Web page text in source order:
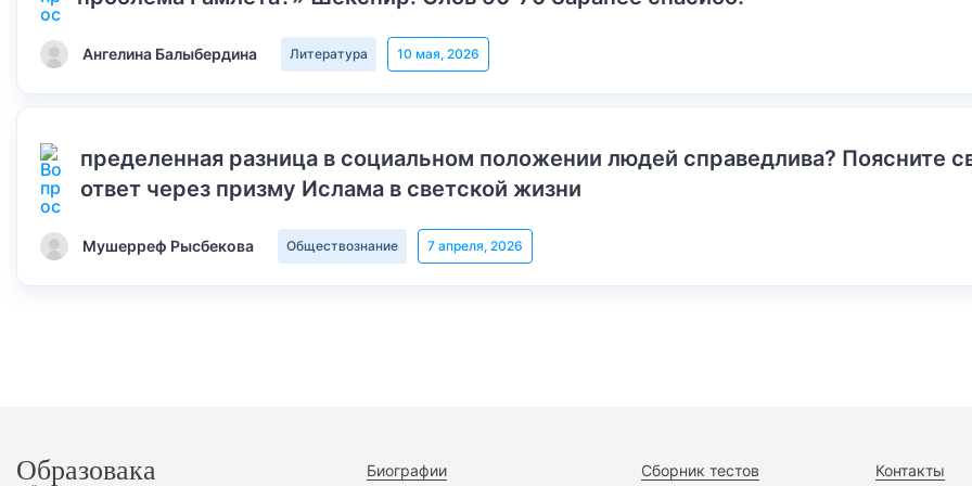
Ангелина Балыбердина Литература 10 мая, 2026
пределенная разница в социальном положении людей справедлива? Поясните
ответ через призму Ислама в светской жизни
Мушерреф Рысбекова Обществознание 7 апреля, 2026
Образовака Биографии Сборник тестов Контакты